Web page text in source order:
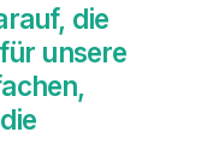
die
unsere